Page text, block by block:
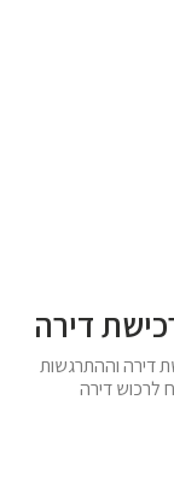
דירה
וההתרגשות
דירה